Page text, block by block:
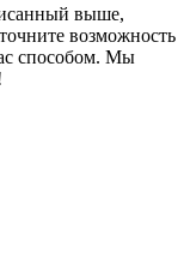
выше,
возможность
способом. Мы